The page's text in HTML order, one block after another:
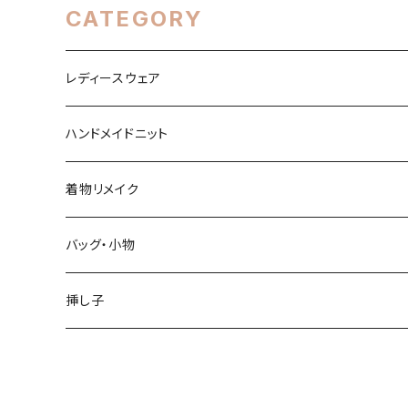
CATEGORY
レディースウェア
トップス
ワンピース
スカート
パンツ
ハンドメイドニット
春・夏シーズン
秋・冬シーズン
着物リメイク
トップス
スカート
バッグ・小物
バッグ
挿し子